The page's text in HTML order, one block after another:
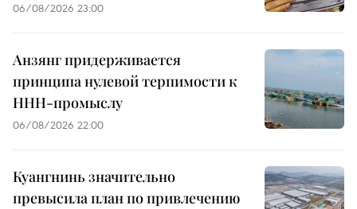
06/08/2026 23:00
Анзянг придерживается
принципа нулевой терпимости к
ННН-промыслу
06/08/2026 22:00
Куангнинь значительно
превысила план по привлечению